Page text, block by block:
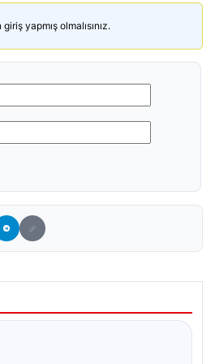
yapmış olmalısınız.